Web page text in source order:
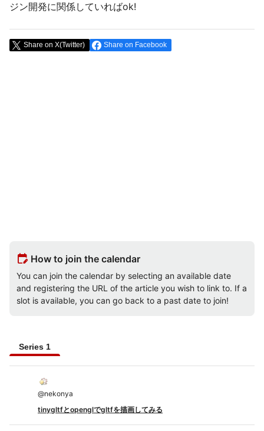
ジン開発に関係していればok!
Share on X(Twitter) Share on Facebook
edit_calendar How to join the calendar
You can join the calendar by selecting an available date
and registering the URL of the article you wish to link to. If a
slot is available, you can go back to a past date to join!
Series 1
@nekonya
tinygltfとopenglでgltfを描画してみる